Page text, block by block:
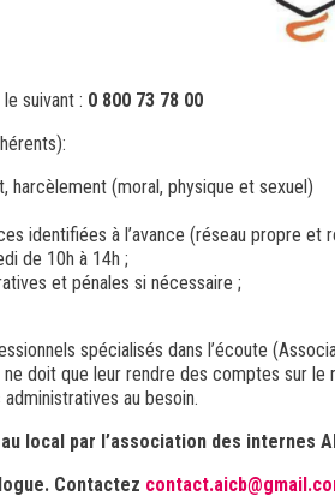
suivant : 0 800 73 78 00
harcèlement (moral, physique et sexuel)
identifiées à l’avance (réseau propre et
de 10h à 14h ;
et pénales si nécessaire ;
spécialisés dans l’écoute
doit que leur rendre des comptes sur le
au besoin.
local par l’association des internes
Contactez